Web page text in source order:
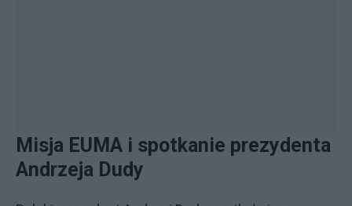
Misja EUMA i spotkanie prezydenta
Andrzeja Dudy